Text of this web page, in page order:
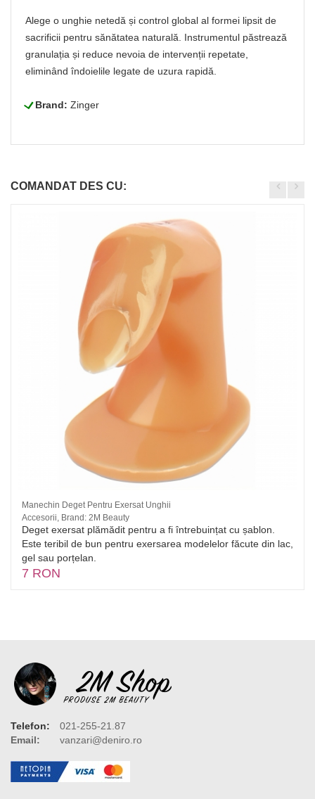
Alege o unghie netedă și control global al formei lipsit de
sacrificii pentru sănătatea naturală. Instrumentul păstrează
granulația și reduce nevoia de intervenții repetate,
eliminând îndoielile legate de uzura rapidă.
LBrand: Zinger
COMANDAT DES CU:
Manechin Deget Pentru Exersat Unghii
Accesorii, Brand: 2M Beauty
Deget exersat plămădit pentru a fi întrebuințat cu șablon.
Este teribil de bun pentru exersarea modelelor făcute din lac,
gel sau porțelan.
7 RON
Telefon:
021-255-21.87
Email:
vanzari@deniro.ro